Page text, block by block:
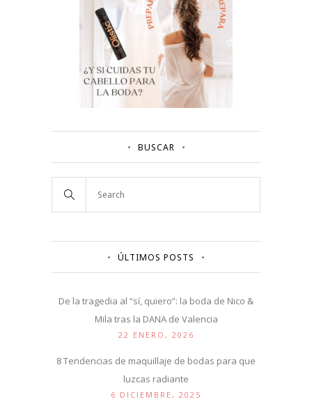
BUSCAR
ÚLTIMOS POSTS
De la tragedia al “sí, quiero”: la boda de Nico &
Mila tras la DANA de Valencia
22 ENERO, 2026
8 Tendencias de maquillaje de bodas para que
luzcas radiante
6 DICIEMBRE, 2025